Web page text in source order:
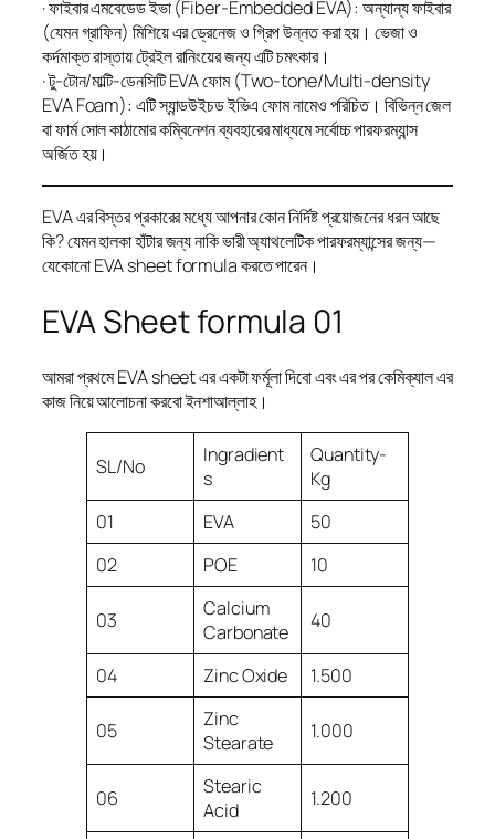
· ফাইবার এমবেডেড ইভা (Fiber-Embedded EVA): অন্যান্য ফাইবার
(যেমন গ্রাফিন) মিশিয়ে এর ড্রেনেজ ও গ্রিপ উন্নত করা হয়। ভেজা ও
কর্দমাক্ত রাস্তায় ট্রেইল রানিংয়ের জন্য এটি চমৎকার।
· টু-টোন/মাল্টি-ডেনসিটি EVA ফোম (Two-tone/Multi-density
EVA Foam): এটি স্যান্ডউইচড ইভিএ ফোম নামেও পরিচিত। বিভিন্ন জেল
বা ফার্ম সোল কাঠামোর কম্বিনেশন ব্যবহারের মাধ্যমে সর্বোচ্চ পারফরম্যান্স
অর্জিত হয়।
EVA এর বিস্তর প্রকারের মধ্যে আপনার কোন নির্দিষ্ট প্রয়োজনের ধরন আছে
কি? যেমন হালকা হাঁটার জন্য নাকি ভারী অ্যাথলেটিক পারফরম্যান্সের জন্য—
যেকোনো EVA sheet formula করতে পারেন।
EVA Sheet formula 01
আমরা প্রথমে EVA sheet এর একটা ফর্মূলা দিবো এবং এর পর কেমিক্যাল এর
কাজ নিয়ে আলোচনা করবো ইনশাআল্লাহ।
SL/No
Ingradient
s
Quantity-
Kg
01
EVA
50
02
POE 10
03
Calcium
Carbonate
40
04 Zinc Oxide 1.500
05
Zinc
Stearate
1.000
06
Stearic
Acid
1.200